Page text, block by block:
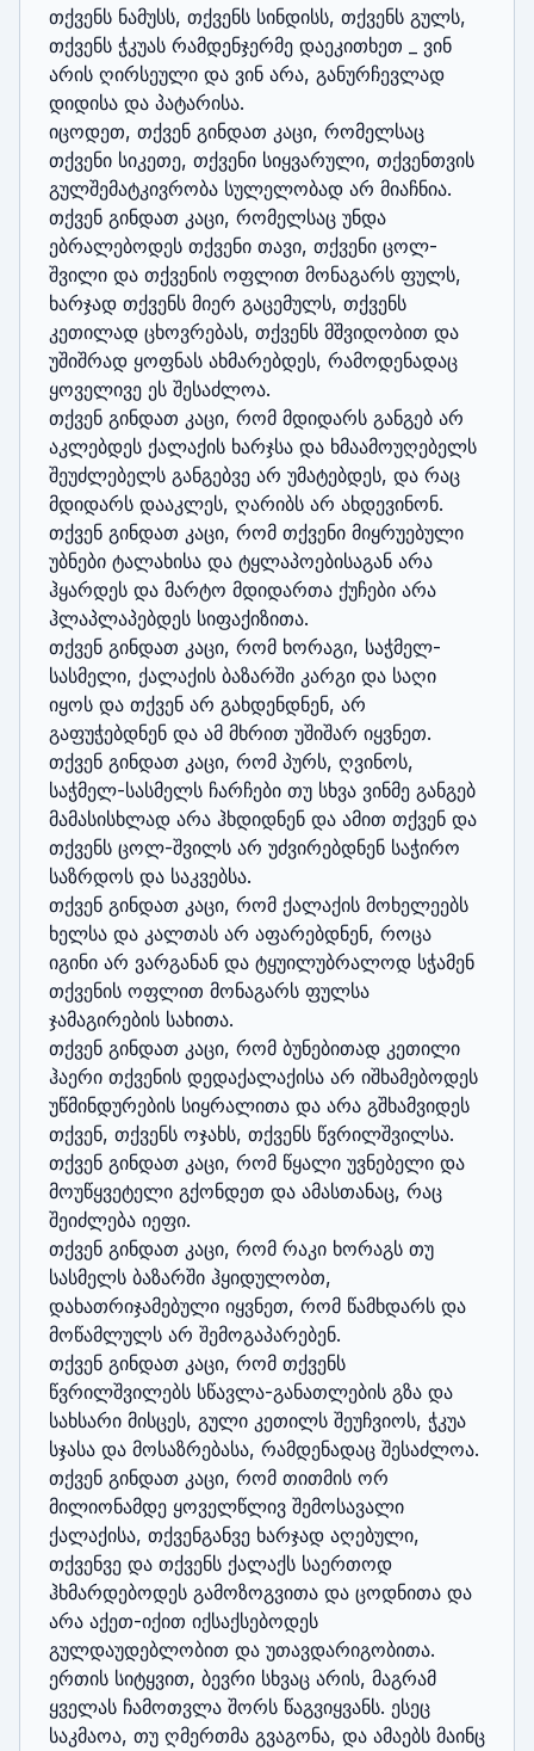
თქვენს ნამუსს, თქვენს სინდისს, თქვენს გულს,
თქვენს ჭკუას რამდენჯერმე დაეკითხეთ _ ვინ
არის ღირსეული და ვინ არა, განურჩევლად
დიდისა და პატარისა.
იცოდეთ, თქვენ გინდათ კაცი, რომელსაც
თქვენი სიკეთე, თქვენი სიყვარული, თქვენთვის
გულშემატკივრობა სულელობად არ მიაჩნია.
თქვენ გინდათ კაცი, რომელსაც უნდა
ებრალებოდეს თქვენი თავი, თქვენი ცოლ-
შვილი და თქვენის ოფლით მონაგარს ფულს,
ხარჯად თქვენს მიერ გაცემულს, თქვენს
კეთილად ცხოვრებას, თქვენს მშვიდობით და
უშიშრად ყოფნას ახმარებდეს, რამოდენადაც
ყოველივე ეს შესაძლოა.
თქვენ გინდათ კაცი, რომ მდიდარს განგებ არ
აკლებდეს ქალაქის ხარჯსა და ხმაამოუღებელს
შეუძლებელს განგებვე არ უმატებდეს, და რაც
მდიდარს დააკლეს, ღარიბს არ ახდევინონ.
თქვენ გინდათ კაცი, რომ თქვენი მიყრუებული
უბნები ტალახისა და ტყლაპოებისაგან არა
ჰყარდეს და მარტო მდიდართა ქუჩები არა
ჰლაპლაპებდეს სიფაქიზითა.
თქვენ გინდათ კაცი, რომ ხორაგი, საჭმელ-
სასმელი, ქალაქის ბაზარში კარგი და საღი
იყოს და თქვენ არ გახდენდნენ, არ
გაფუჭებდნენ და ამ მხრით უშიშარ იყვნეთ.
თქვენ გინდათ კაცი, რომ პურს, ღვინოს,
საჭმელ-სასმელს ჩარჩები თუ სხვა ვინმე განგებ
მამასისხლად არა ჰხდიდნენ და ამით თქვენ და
თქვენს ცოლ-შვილს არ უძვირებდნენ საჭირო
საზრდოს და საკვებსა.
თქვენ გინდათ კაცი, რომ ქალაქის მოხელეებს
ხელსა და კალთას არ აფარებდნენ, როცა
იგინი არ ვარგანან და ტყუილუბრალოდ სჭამენ
თქვენის ოფლით მონაგარს ფულსა
ჯამაგირების სახითა.
თქვენ გინდათ კაცი, რომ ბუნებითად კეთილი
ჰაერი თქვენის დედაქალაქისა არ იშხამებოდეს
უწმინდურების სიყრალითა და არა გშხამვიდეს
თქვენ, თქვენს ოჯახს, თქვენს წვრილშვილსა.
თქვენ გინდათ კაცი, რომ წყალი უვნებელი და
მოუწყვეტელი გქონდეთ და ამასთანაც, რაც
შეიძლება იეფი.
თქვენ გინდათ კაცი, რომ რაკი ხორაგს თუ
სასმელს ბაზარში ჰყიდულობთ,
დახათრიჯამებული იყვნეთ, რომ წამხდარს და
მოწამლულს არ შემოგაპარებენ.
თქვენ გინდათ კაცი, რომ თქვენს
წვრილშვილებს სწავლა-განათლების გზა და
სახსარი მისცეს, გული კეთილს შეუჩვიოს, ჭკუა
სჯასა და მოსაზრებასა, რამდენადაც შესაძლოა.
თქვენ გინდათ კაცი, რომ თითმის ორ
მილიონამდე ყოველწლივ შემოსავალი
ქალაქისა, თქვენგანვე ხარჯად აღებული,
თქვენვე და თქვენს ქალაქს საერთოდ
ჰხმარდებოდეს გამოზოგვითა და ცოდნითა და
არა აქეთ-იქით იქსაქსებოდეს
გულდაუდებლობით და უთავდარიგობითა.
ერთის სიტყვით, ბევრი სხვაც არის, მაგრამ
ყველას ჩამოთვლა შორს წაგვიყვანს. ესეც
საკმაოა, თუ ღმერთმა გვაგონა, და ამაებს მაინც